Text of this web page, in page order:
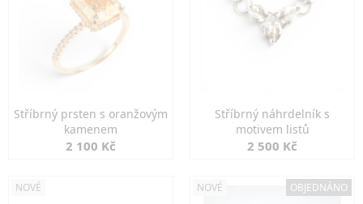
Stříbrný prsten s oranžovým
kamenem
2 100 Kč
Stříbrný náhrdelník s
motivem listů
2 500 Kč
NOVÉ NOVÉ OBJEDNÁNO